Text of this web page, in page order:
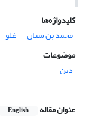
کلیدواژه‌ها
محمد بن سنان
غلو
موضوعات
دین
عنوان مقاله English